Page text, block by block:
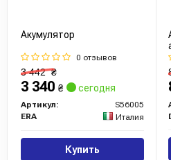
Акумулятор
0 отзывов
3 442₴
3 340 ₴ сегодня
Артикул:
S56005
ERA
Италия
Купить